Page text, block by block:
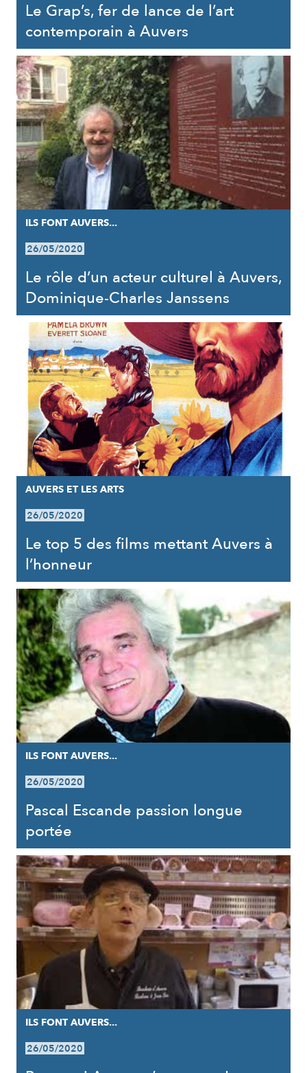
Le Grap’s, fer de lance de l’art
contemporain à Auvers
ILS FONT AUVERS...
26/05/2020
Le rôle d’un acteur culturel à Auvers,
Dominique-Charles Janssens
AUVERS ET LES ARTS
26/05/2020
Le top 5 des films mettant Auvers à
l’honneur
ILS FONT AUVERS...
26/05/2020
Pascal Escande passion longue
portée
ILS FONT AUVERS...
26/05/2020